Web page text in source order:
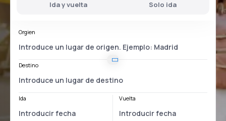
Ida y vuelta Solo ida
Orgien
Destino
Ida Vuelta